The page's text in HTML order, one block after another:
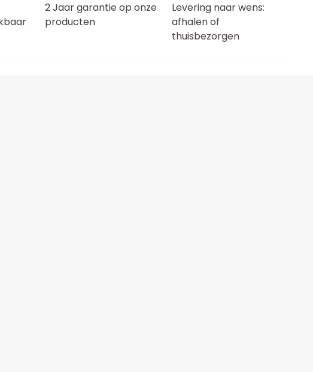
2 Jaar garantie op onze
producten
Levering naar wens:
afhalen of
thuisbezorgen